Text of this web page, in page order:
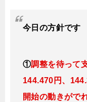
今日 の方針です
①調整を待って
144.470円、
開始の動きがで